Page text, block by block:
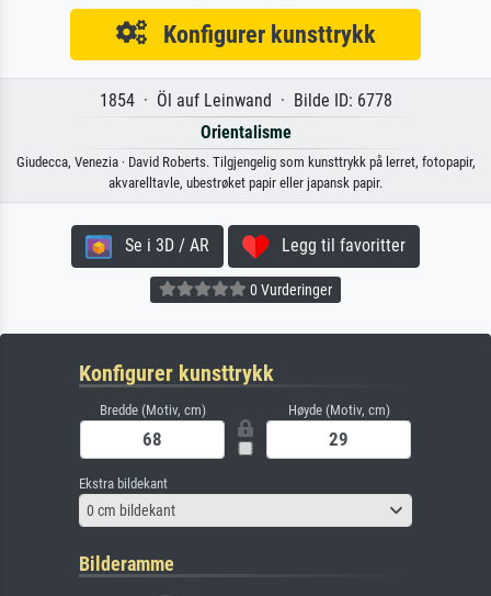
Konfigurer kunsttrykk
1854 · Öl auf Leinwand · Bilde ID: 6778
Orientalisme
Giudecca, Venezia · David Roberts. Tilgjengelig som kunsttrykk på lerret, fotopapir,
akvarelltavle, ubestrøket papir eller japansk papir.
Se i 3D / AR Legg til favoritter
0 Vurderinger
Konfigurer kunsttrykk
Bredde (Motiv, cm) Høyde (Motiv, cm)
Ekstra bildekant
0 cm bildekant
Bilderamme